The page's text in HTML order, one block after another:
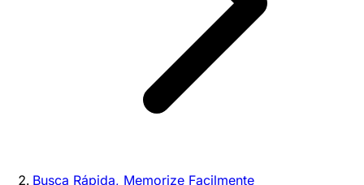
Busca Rápida, Memorize Facilmente